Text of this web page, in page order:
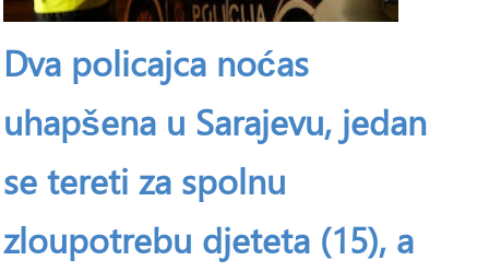
Dva policajca noćas
uhapšena u Sarajevu, jedan
se tereti za spolnu
zloupotrebu djeteta (15), a